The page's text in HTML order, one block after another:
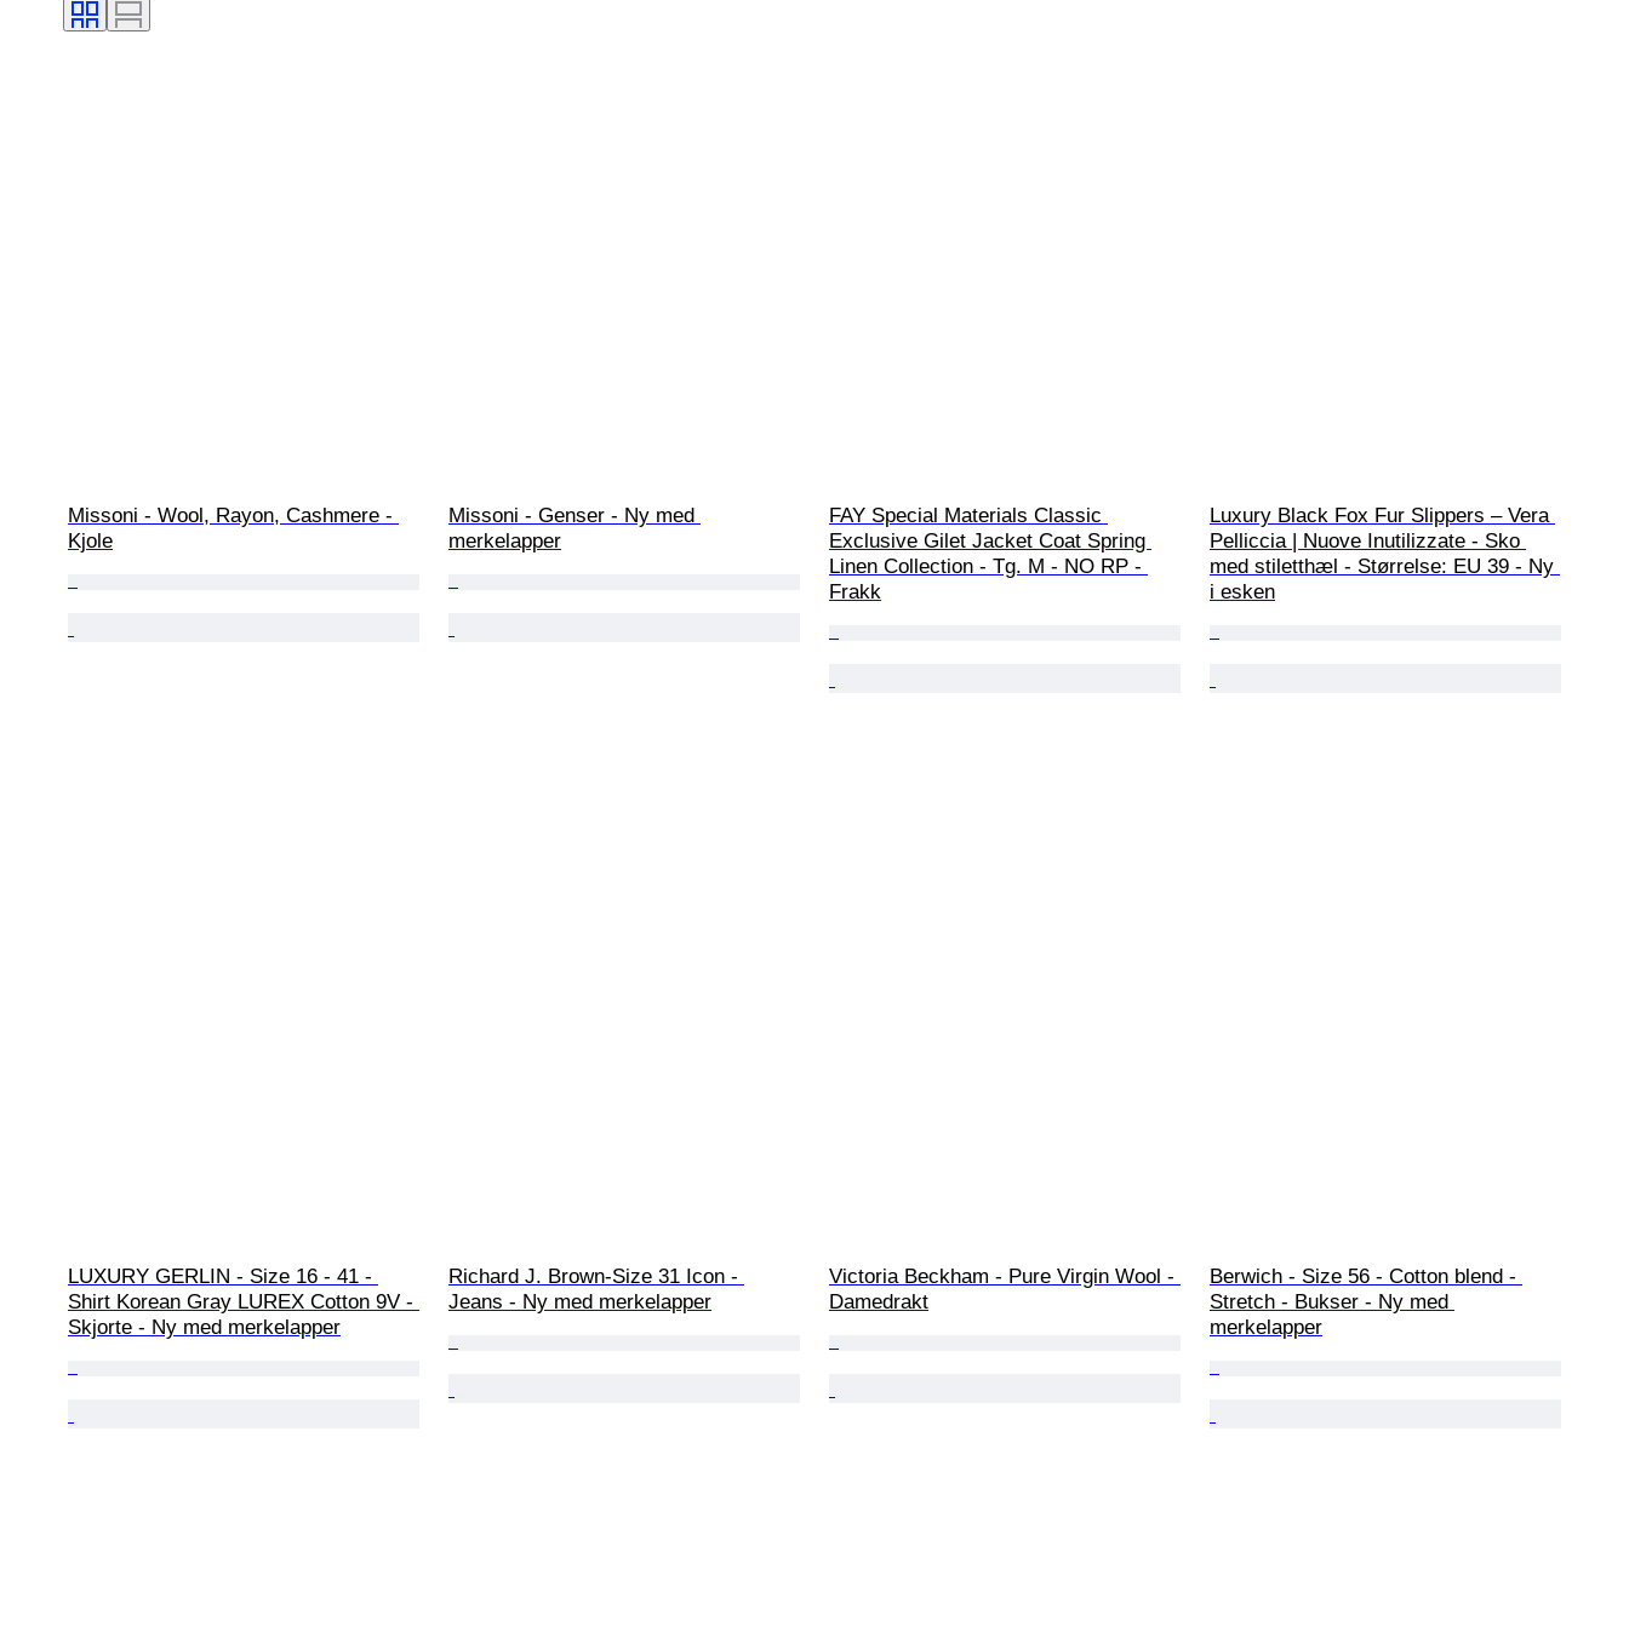
Missoni - Wool, Rayon, Cashmere -
Kjole
Missoni - Genser - Ny med
merkelapper
FAY Special Materials Classic
Exclusive Gilet Jacket Coat Spring
Linen Collection - Tg. M - NO RP -
Frakk
Luxury Black Fox Fur Slippers – Vera
Pelliccia | Nuove Inutilizzate - Sko
med stiletthæl - Størrelse: EU 39 - Ny
i esken
LUXURY GERLIN - Size 16 - 41 -
Shirt Korean Gray LUREX Cotton 9V -
Skjorte - Ny med merkelapper
Richard J. Brown-Size 31 Icon -
Jeans - Ny med merkelapper
Victoria Beckham - Pure Virgin Wool -
Damedrakt
Berwich - Size 56 - Cotton blend -
Stretch - Bukser - Ny med
merkelapper